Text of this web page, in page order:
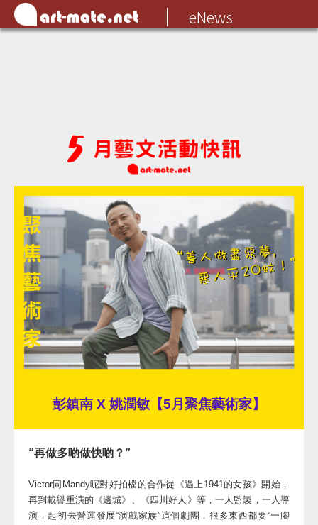
eNews
彭鎮南 X 姚潤敏【5月聚焦藝術家】
“再做多啲做快啲？”
Victor同Mandy呢對好拍檔的合作從《遇上1941的女孩》開始，
再到載譽重演的《邊城》、《四川好人》等，一人監製，一人導
演，起初去營運發展“演戲家族”這個劇團，很多東西都要“一腳